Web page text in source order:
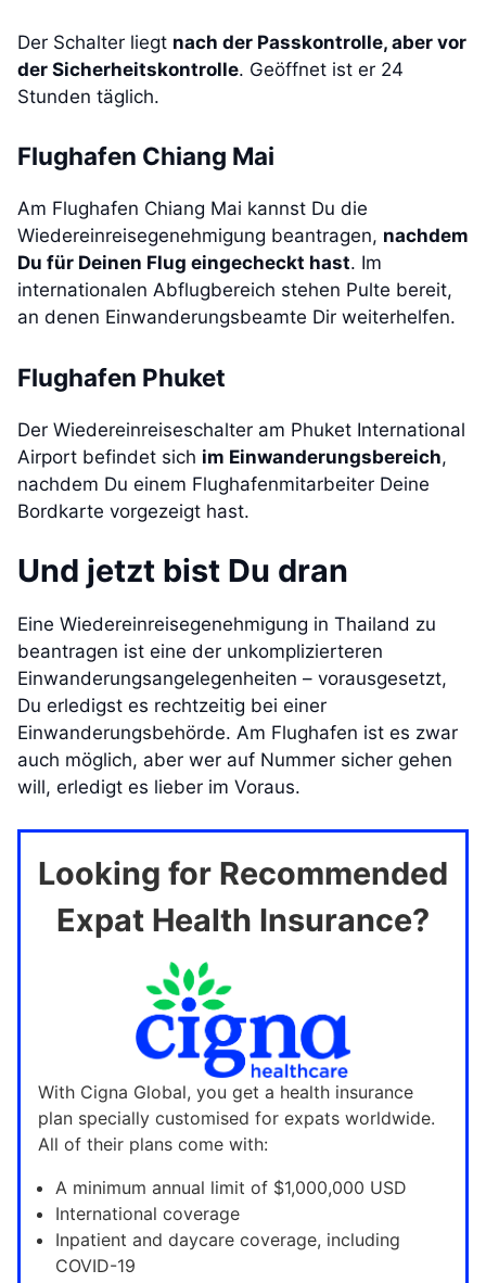
Der Schalter liegt nach der Passkontrolle, aber vor
der Sicherheitskontrolle. Geöffnet ist er 24
Stunden täglich.
Flughafen Chiang Mai
Am Flughafen Chiang Mai kannst Du die
Wiedereinreisegenehmigung beantragen, nachdem
Du für Deinen Flug eingecheckt hast. Im
internationalen Abflugbereich stehen Pulte bereit,
an denen Einwanderungsbeamte Dir weiterhelfen.
Flughafen Phuket
Der Wiedereinreiseschalter am Phuket International
Airport befindet sich im Einwanderungsbereich,
nachdem Du einem Flughafenmitarbeiter Deine
Bordkarte vorgezeigt hast.
Und jetzt bist Du dran
Eine Wiedereinreisegenehmigung in Thailand zu
beantragen ist eine der unkomplizierteren
Einwanderungsangelegenheiten – vorausgesetzt,
Du erledigst es rechtzeitig bei einer
Einwanderungsbehörde. Am Flughafen ist es zwar
auch möglich, aber wer auf Nummer sicher gehen
will, erledigt es lieber im Voraus.
Looking for Recommended
Expat Health Insurance?
With Cigna Global, you get a health insurance
plan specially customised for expats worldwide.
All of their plans come with:
A minimum annual limit of $1,000,000 USD
International coverage
Inpatient and daycare coverage, including
COVID-19